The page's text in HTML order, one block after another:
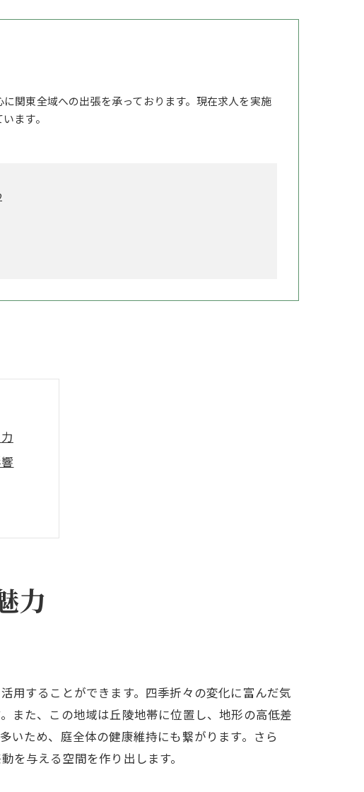
関東全域への出張を承っております。現在求人を実施
ます。
力
用することができます。四季折々の変化に富んだ気
また、この地域は丘陵地帯に位置し、地形の高低差
いため、庭全体の健康維持にも繋がります。さら
を与える空間を作り出します。